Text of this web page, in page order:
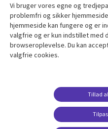
Se mere
Library
DENMARK
Artikler
Kundehistorier
Media
DENMARK
Vi bruger vores egne og
problemfri og sikker
hjemmeside kan fungere og er
valgfrie og er kun indstillet med
browseroplevelse. Du kan
valgfrie cookies.
Tillad